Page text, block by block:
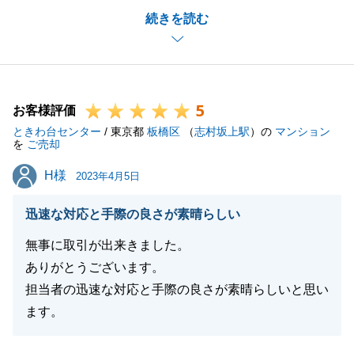
続きを読む
また何かお力になれることがございましたら、何なり
とお申し付けくださいませ。
お客様評価 5
ときわ台センター / 東京都 板橋区 （志村坂上駅）の マンション
を ご売却
H様
H様 2023年4月5日
迅速な対応と手際の良さが素晴らしい
無事に取引が出来きました。
ありがとうございます。
担当者の迅速な対応と手際の良さが素晴らしいと思い
ます。